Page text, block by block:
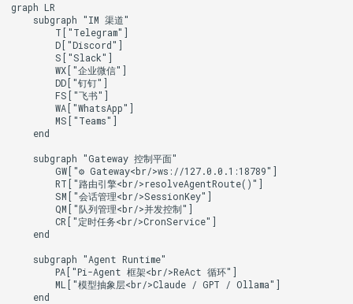
graph LR
    subgraph "IM 渠道"
        T["Telegram"]
        D["Discord"]
        S["Slack"]
        WX["企业微信"]
        DD["钉钉"]
        FS["飞书"]
        WA["WhatsApp"]
        MS["Teams"]
    end
    subgraph "Gateway 控制平面"
        GW["⚙️ Gateway<br/>ws://127.0.0.1:18789"]
        RT["路由引擎<br/>resolveAgentRoute()"]
        SM["会话管理<br/>SessionKey"]
        QM["队列管理<br/>并发控制"]
        CR["定时任务<br/>CronService"]
    end
    subgraph "Agent Runtime"
        PA["Pi-Agent 框架<br/>ReAct 循环"]
        ML["模型抽象层<br/>Claude / GPT / Ollama"]
    end